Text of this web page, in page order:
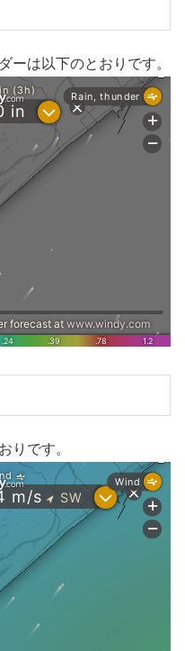
ーは以下のとおりです。
りです。